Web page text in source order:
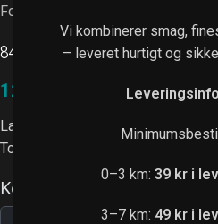
Vi kombinerer smag,
– leveret hurtigt og
0–3 km: 39 kr i
3–7 km: 49 kr i
Forside
84. Sunshine
128,00
Laks, avocado, agurk
Toppet med avocado, chilimayo,